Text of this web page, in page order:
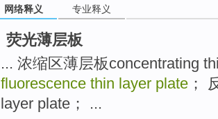
网络释义 专业释义
荧光薄层板
... 浓缩区薄层板concentrating
fluorescence thin layer plate ；
layer plate； ...